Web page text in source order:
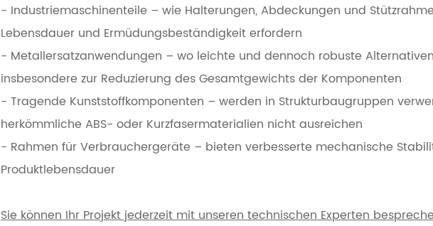
- Industriemaschinenteile – wie Halterungen, Abdeckungen und
Lebensdauer und Ermüdungsbeständigkeit erfordern
- Metallersatzanwendungen – wo leichte und dennoch robuste
insbesondere zur Reduzierung des Gesamtgewichts der Komponenten
- Tragende Kunststoffkomponenten – werden in Strukturbaugruppen
herkömmliche ABS- oder Kurzfasermaterialien nicht ausreichen
- Rahmen für Verbrauchergeräte – bieten verbesserte mechanische
Produktlebensdauer
Sie können Ihr Projekt jederzeit mit unseren technischen Experten